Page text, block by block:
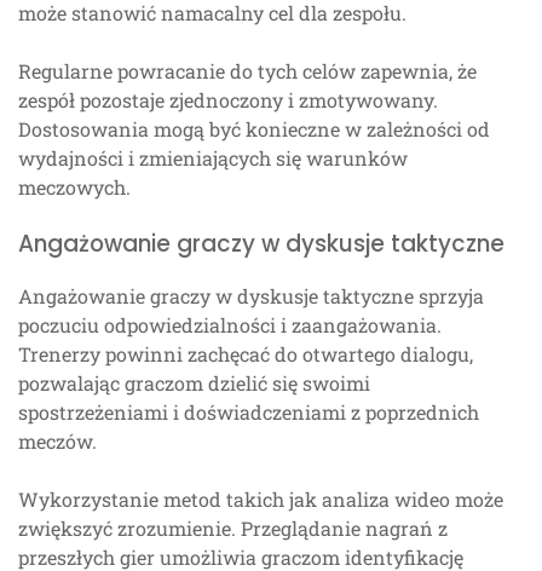
może stanowić namacalny cel dla zespołu.
Regularne powracanie do tych celów zapewnia, że
zespół pozostaje zjednoczony i zmotywowany.
Dostosowania mogą być konieczne w zależności od
wydajności i zmieniających się warunków
meczowych.
Angażowanie graczy w dyskusje taktyczne
Angażowanie graczy w dyskusje taktyczne sprzyja
poczuciu odpowiedzialności i zaangażowania.
Trenerzy powinni zachęcać do otwartego dialogu,
pozwalając graczom dzielić się swoimi
spostrzeżeniami i doświadczeniami z poprzednich
meczów.
Wykorzystanie metod takich jak analiza wideo może
zwiększyć zrozumienie. Przeglądanie nagrań z
przeszłych gier umożliwia graczom identyfikację